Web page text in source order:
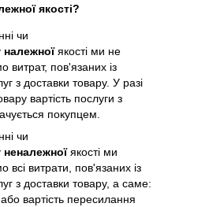
якості?
чи
належноїякості ми не
витрат, пов'язаних із
з доставки товару. У разі
вартість послуги з
покупцем.
чи
неналежноїякості ми
всі витрати, пов'язаних із
з доставки товару, а саме:
вартість пересилання